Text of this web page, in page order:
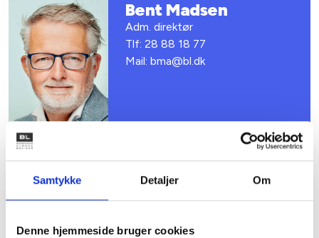
Samtykke Detaljer Om
Denne hjemmeside bruger cookies
Bent Madsen
Adm. direktør
Tlf: 28 88 18 77
Mail: bma@bl.dk